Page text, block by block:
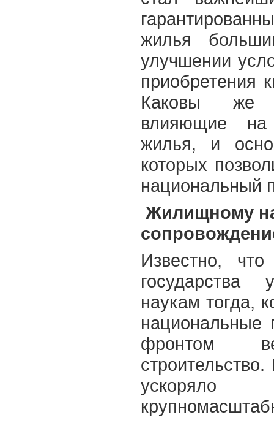
жилья
улучшении
приобретения
Каковы же
влияющие на
жилья, и
которых
национальный
Жилищному
Известно,
государства
наукам тогда,
национальные
фронтом